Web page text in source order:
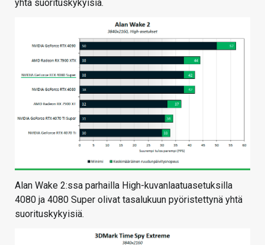
yhtä suorituskykyisiä.
Alan Wake 2:ssa parhailla High-kuvanlaatuasetuksilla
4080 ja 4080 Super olivat tasalukuun pyöristettynä yhtä
suorituskykyisiä.